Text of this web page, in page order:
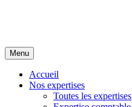
Menu
Accueil
Nos expertises
Toutes les expertises